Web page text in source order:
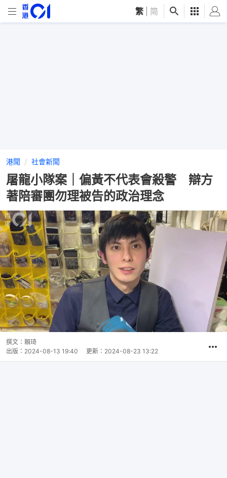
繁 简
港聞 社會新聞
屠龍小隊案｜偏黃不代表會殺警 辯方
著陪審團勿理被告的政治理念
撰文： 賴琦
出版： 2024-08-13 19:40 更新： 2024-08-23 13:22